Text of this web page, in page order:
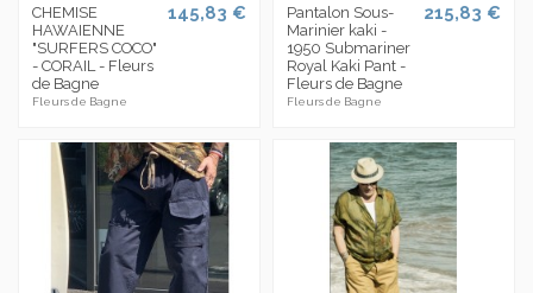
CHEMISE
HAWAIENNE
"SURFERS COCO"
- CORAIL - Fleurs
de Bagne
Fleurs de Bagne
145,83 €
Pantalon Sous-
Marinier kaki -
1950 Submariner
Royal Kaki Pant -
Fleurs de Bagne
Fleurs de Bagne
215,83 €